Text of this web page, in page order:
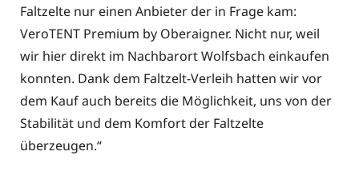
Faltzelte nur einen Anbieter der in Frage kam:
VeroTENT Premium by Oberaigner. Nicht nur, weil
wir hier direkt im Nachbarort Wolfsbach einkaufen
konnten. Dank dem Faltzelt-Verleih hatten wir vor
dem Kauf auch bereits die Möglichkeit, uns von der
Stabilität und dem Komfort der Faltzelte
überzeugen.“